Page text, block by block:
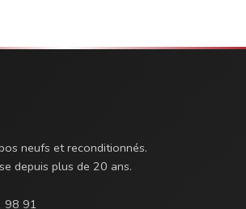
neufs et reconditionnés.
depuis plus de 20 ans.
98 91